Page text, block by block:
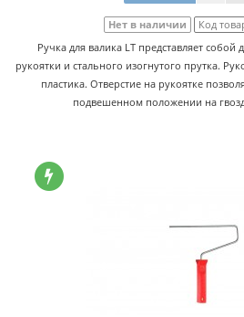
Нет в наличии Код
Ручка для валика LT представляет собой
рукоятки и стального изогнутого прутка.
пластика. Отверстие на рукоятке
подвешенном положении на